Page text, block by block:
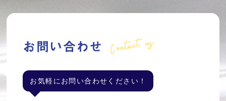
お問い合わせ Contact us
お気軽にお問い合わせください！